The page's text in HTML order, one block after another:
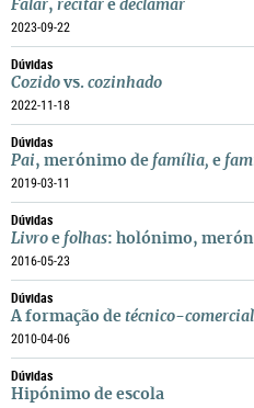
Falar, recitar e declamar
2023-09-22
Dúvidas
Cozido vs. cozinhado
2022-11-18
Dúvidas
Pai, merónimo de família, e
2019-03-11
Dúvidas
Livro e folhas: holónimo,
2016-05-23
Dúvidas
A formação de técnico-comercial
2010-04-06
Dúvidas
Hipónimo de escola